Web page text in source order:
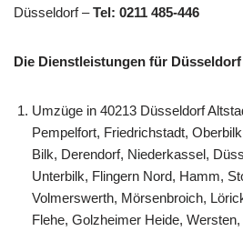
Düsseldorf –Tel: 0211 485-446
Die Dienstleistungen für
Umzüge in 40213 Düsseldorf
Pempelfort, Friedrichstadt,
Bilk, Derendorf, Niederkassel,
Unterbilk, Flingern Nord, Hamm,
Volmerswerth, Mörsenbroich,
Flehe, Golzheimer Heide,